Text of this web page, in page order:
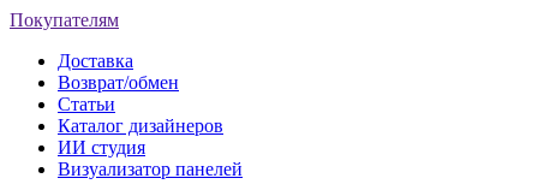
Покупателям
Доставка
Возврат/обмен
Статьи
Каталог дизайнеров
ИИ студия
Визуализатор панелей